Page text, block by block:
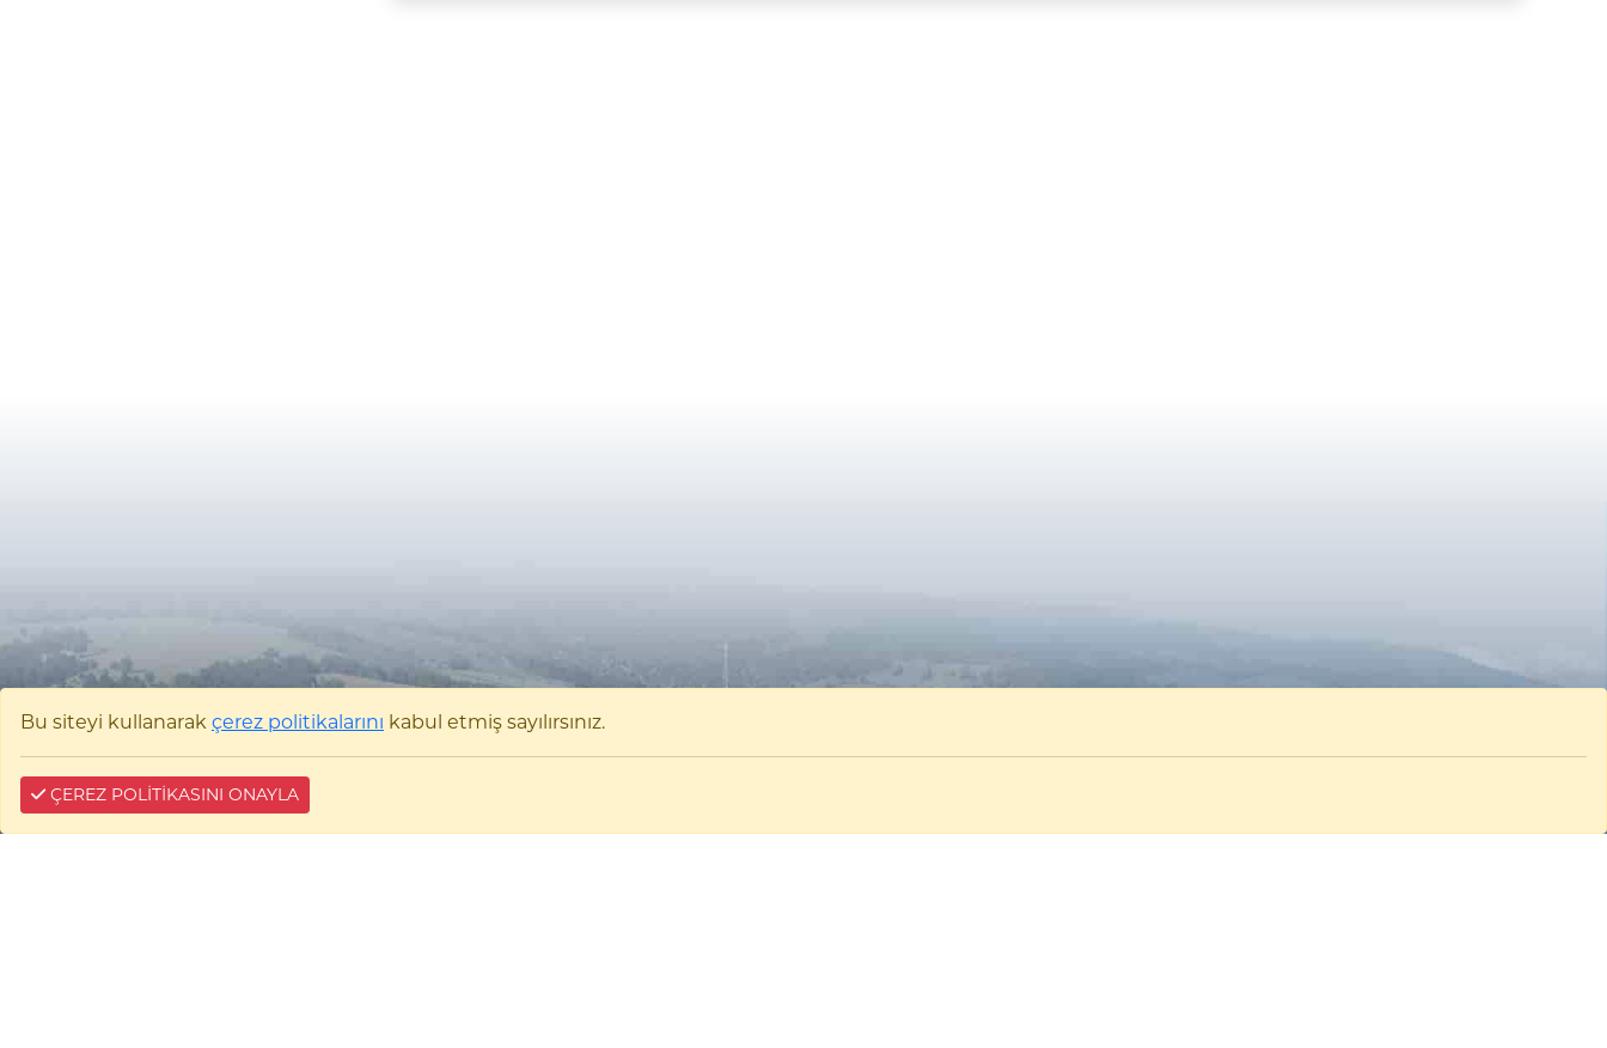
Bu siteyi kullanarak çerez politikalarını kabul etmiş sayılırsınız.
ÇEREZ POLİTİKASINI ONAYLA